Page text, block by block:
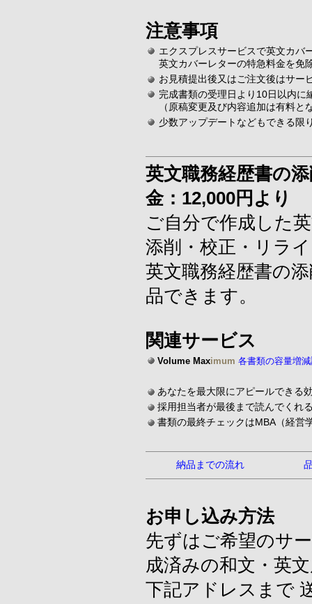
注意事項
エクスプレスサービスで英文カバ
英文カバーレターの特急料金を免
お見積提出後又はご注文後はサー
完成書類の受理日より10日以内に
（原稿変更及び内容追加は有料と
少数アップデートなどもできる限
英文職務経歴書の
金：12,000円より
ご自分で作成した
添削・校正・リラ
英文職務経歴書の
品できます。
関連サービス
Volume Maximum 各書類の容量増
あなたを最大限にアピールできる
採用担当者が最後まで読んでくれ
書類の最終チェックはMBA（経営
納品までの流れ
お申し込み方法
先ずはご希望のサ
成済みの和文・英
下記アドレスまで